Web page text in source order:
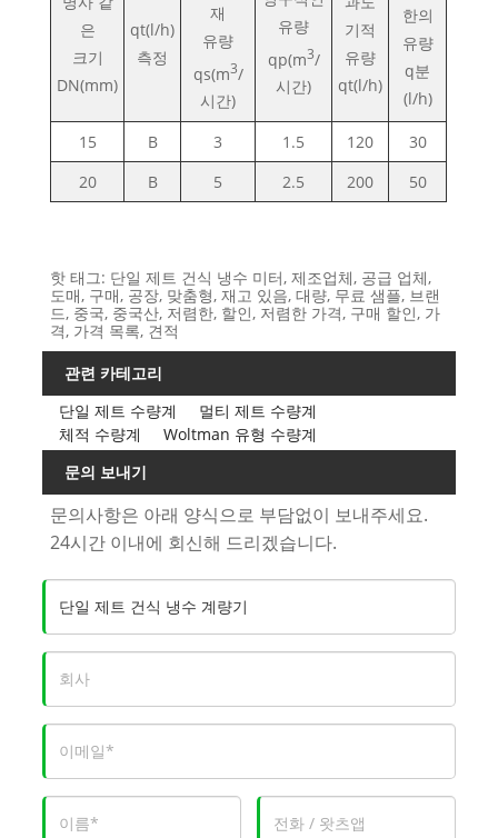
은
크기
DN(mm)
qt(l/h)
측정
재
유량
qs(m3/
시간)
유량
qp(m3/
시간)
기적
유량
qt(l/h)
한의
유량
q분
(l/h)
15 B 3 1.5 120
30
20
B 5 2.5 200 50
핫 태그: 단일 제트 건식 냉수 미터, 제조업체, 공급 업체,
도매, 구매, 공장, 맞춤형, 재고 있음, 대량, 무료 샘플, 브랜
드, 중국, 중국산, 저렴한, 할인, 저렴한 가격, 구매 할인, 가
격, 가격 목록, 견적
관련 카테고리
단일 제트 수량계
멀티 제트 수량계
체적 수량계
Woltman 유형 수량계
문의 보내기
문의사항은 아래 양식으로 부담없이 보내주세요.
24시간 이내에 회신해 드리겠습니다.